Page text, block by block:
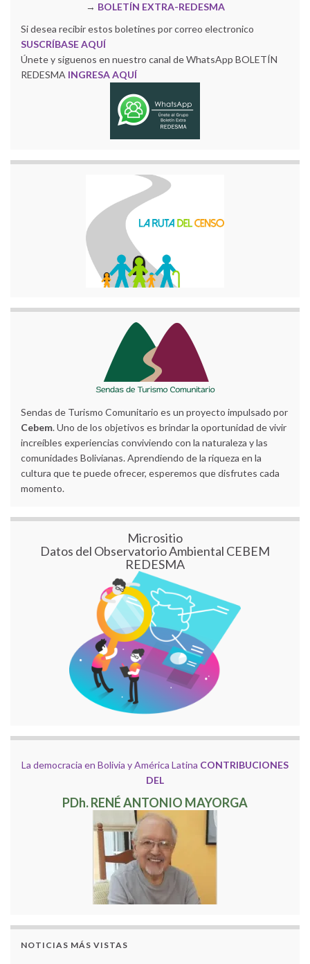
→ BOLETÍN EXTRA-REDESMA
Si desea recibir estos boletines por correo electronico
SUSCRÍBASE AQUÍ
Únete y siguenos en nuestro canal de WhatsApp BOLETÍN
REDESMA INGRESA AQUÍ
Sendas de Turismo Comunitario es un proyecto impulsado por
Cebem. Uno de los objetivos es brindar la oportunidad de vivir
increíbles experiencias conviviendo con la naturaleza y las
comunidades Bolivianas. Aprendiendo de la riqueza en la
cultura que te puede ofrecer, esperemos que disfrutes cada
momento.
Micrositio
Datos del Observatorio Ambiental CEBEM
REDESMA
La democracia en Bolivia y América Latina CONTRIBUCIONES
DEL
PDh. RENÉ ANTONIO MAYORGA
NOTICIAS MÁS VISTAS